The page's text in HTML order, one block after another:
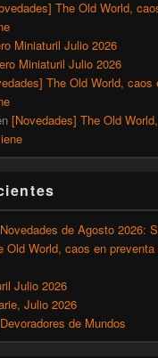
The Old World,
Miniaturil Julio 2026
Miniaturil Julio 2026
The Old World, caos
[Novedades] The Old
de Agosto 2026:
Old World, caos en
Julio 2026
Julio 2026
de Mundos